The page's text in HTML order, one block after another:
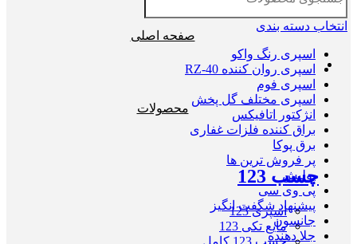
انتخاب دسته بندی
اسپری رنگ واکو
اسپری روان کننده RZ-40
اسپری فوم
اسپری مختلف گل پخش
انژکتور اتافیکس
براق کننده فلزات غفاری
برق پوکا
پر فروش ترین ها
پولیش
پی وی سی
پیشنهاد شگفت انگیز
جانسون
جلا دهنده
صفحه اصلی
محصولات
چسب 123
اسپری 123
مایع تکی 123
چسب 123 کامل